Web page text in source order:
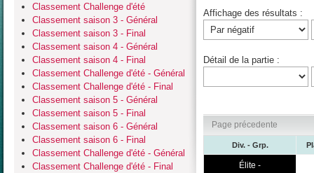
Classement Challenge d'été
Classement saison 3 - Général
Classement saison 3 - Final
Classement saison 4 - Général
Classement saison 4 - Final
Classement Challenge d'été - Général
Classement Challenge d'été - Final
Classement saison 5 - Général
Classement saison 5 - Final
Classement saison 6 - Général
Classement saison 6 - Final
Classement Challenge d'été - Général
Classement Challenge d'été - Final
Affichage des résultats :
Détail de la partie :
Page précedente
Div. - Grp.
Élite -